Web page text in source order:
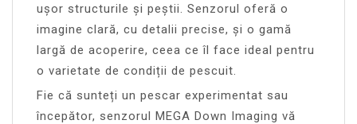
ușor structurile și peștii. Senzorul oferă o
imagine clară, cu detalii precise, și o gamă
largă de acoperire, ceea ce îl face ideal pentru
o varietate de condiții de pescuit.
Fie că sunteți un pescar experimentat sau
începător, senzorul MEGA Down Imaging vă